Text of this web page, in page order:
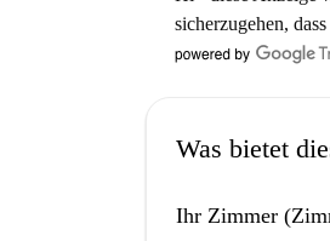
sicherzugehen,
Was bietet
Ihr Zimmer